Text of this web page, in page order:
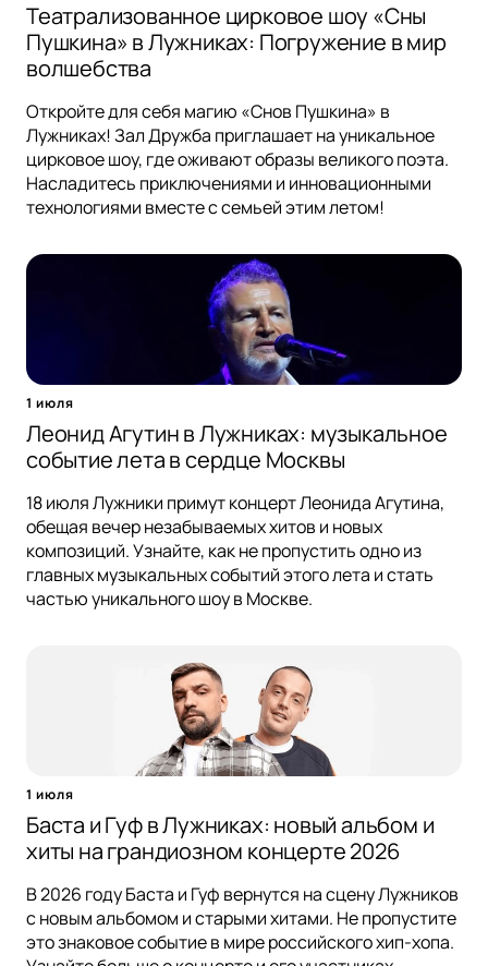
Театрализованное цирковое шоу «Сны
Пушкина» в Лужниках: Погружение в мир
волшебства
Откройте для себя магию «Снов Пушкина» в
Лужниках! Зал Дружба приглашает на уникальное
цирковое шоу, где оживают образы великого поэта.
Насладитесь приключениями и инновационными
технологиями вместе с семьей этим летом!
1 июля
Леонид Агутин в Лужниках: музыкальное
событие лета в сердце Москвы
18 июля Лужники примут концерт Леонида Агутина,
обещая вечер незабываемых хитов и новых
композиций. Узнайте, как не пропустить одно из
главных музыкальных событий этого лета и стать
частью уникального шоу в Москве.
1 июля
Баста и Гуф в Лужниках: новый альбом и
хиты на грандиозном концерте 2026
В 2026 году Баста и Гуф вернутся на сцену Лужников
с новым альбомом и старыми хитами. Не пропустите
это знаковое событие в мире российского хип-хопа.